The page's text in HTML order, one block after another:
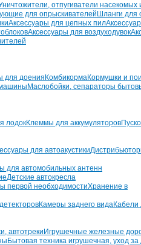
отпугиватели насекомых
для опрыскивателей Шланги для
Аксессуары для цепных пил
Аксессуары для воздуходувок
для доения КомбикормаКормушки и
Маслобойки, сепараторы
лодокКлеммы для аккумуляторов
для автоакустики
для автомобильных антенн
Детские автокресла
первой необходимостиХранение в
Камеры заднего видаКабели
автотреки Игрушечные железные
Бытовая техника игрушечная, уход